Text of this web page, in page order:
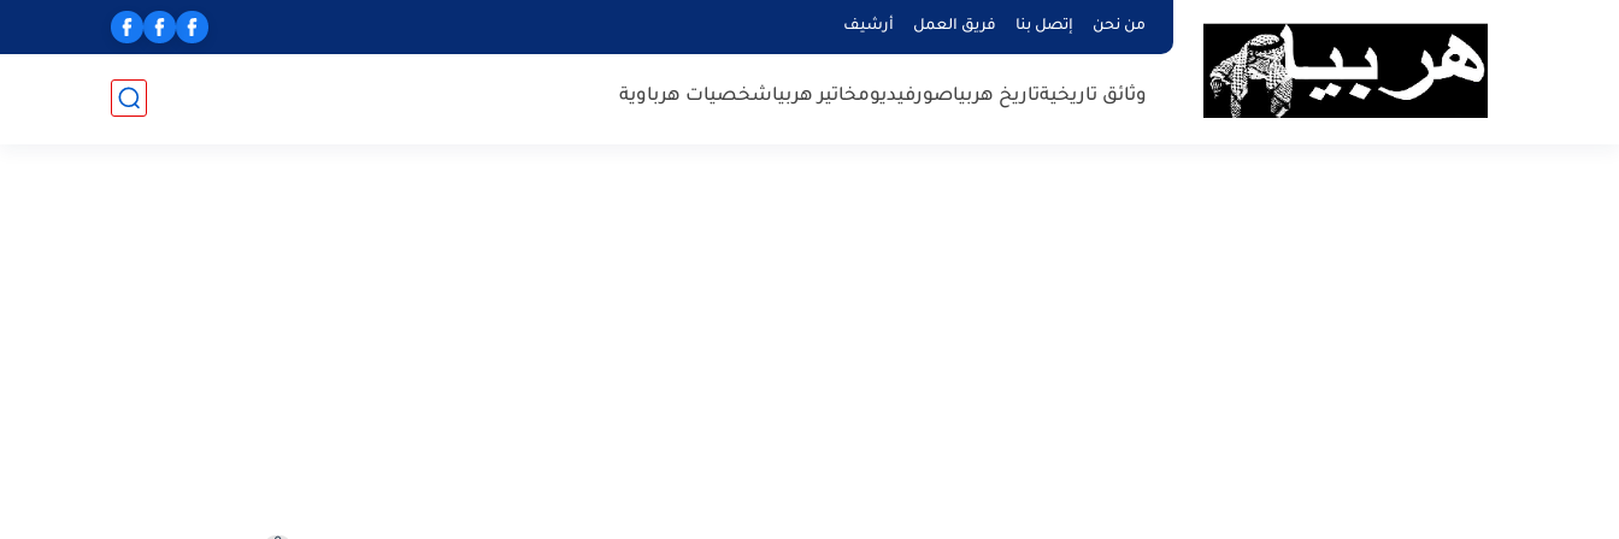
من نحن إتصل بنا فريق العمل أرشيف
وثائق تاريخيةتاريخ هربياصورفيديومخاتير هربياشخصيات هرباوية